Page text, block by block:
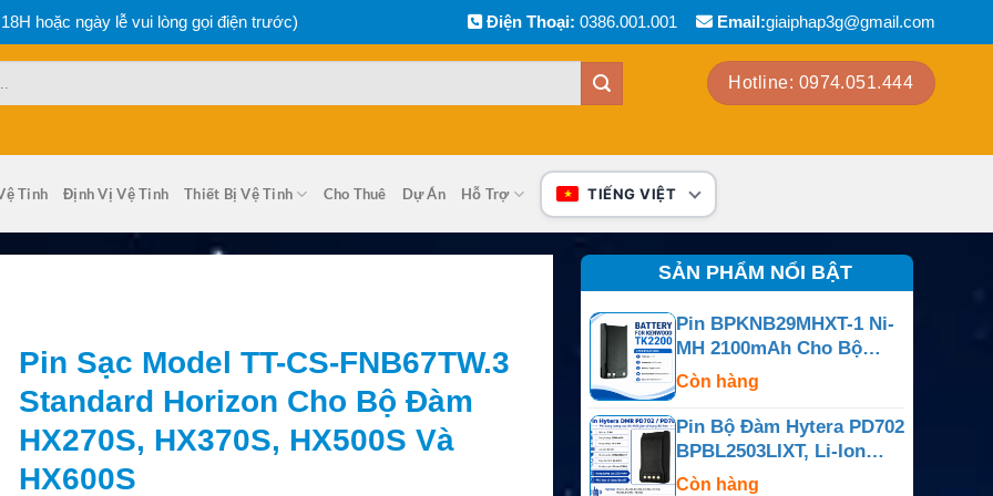
hoặc ngày lễ vui lòng gọi điện trước) Điện Thoại: 0386.001.001 Email:giaiphap3g@gmail.com
Hotline: 0974.051.444
Tinh Định Vị Vệ Tinh Thiết Bị Vệ Tinh Cho Thuê Dự Án Hỗ Trợ TIẾNG VIỆT
Pin Sạc Model TT-CS-FNB67TW.3
Standard Horizon Cho Bộ Đàm
HX270S, HX370S, HX500S Và
HX600S
SẢN PHẨM NỔI BẬT
Pin BPKNB29MHXT-1 Ni-
MH 2100mAh Cho Bộ
Đàm Kenwood NX-240,
NX-340 Và TK Series
Còn hàng
Pin Bộ Đàm Hytera PD702
BPBL2503LIXT, Li-Ion
7.4V 2500mAh
Còn hàng